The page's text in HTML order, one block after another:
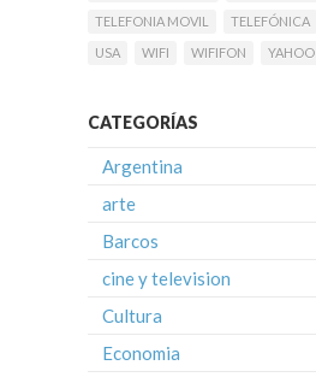
TELEFONIA MOVIL
TELEFÓNICA
USA
WIFI WIFIFON YAHOO
CATEGORÍAS
Argentina
arte
Barcos
cine y television
Cultura
Economia